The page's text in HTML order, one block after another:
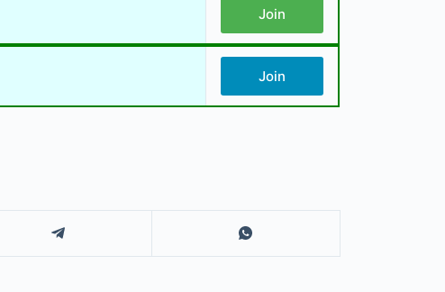
Join
Join